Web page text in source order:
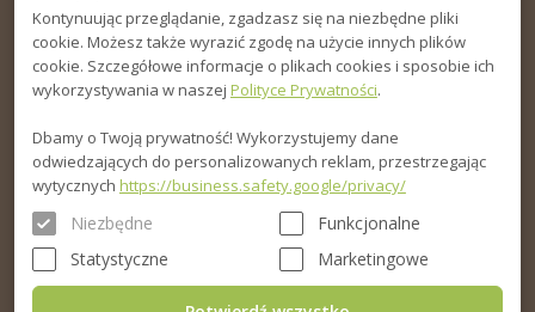
MENU
INFORMACJA
PORADNIK
Kontynuując przeglądanie, zgadzasz się na niezbędne pliki
cookie. Możesz także wyrazić zgodę na użycie innych plików
cookie. Szczegółowe informacje o plikach cookies i sposobie ich
wykorzystywania w naszej Polityce Prywatności.
Dbamy o Twoją prywatność! Wykorzystujemy dane
odwiedzających do personalizowanych reklam, przestrzegając
wytycznych https://business.safety.google/privacy/
Niezbędne
Funkcjonalne
Statystyczne
Marketingowe